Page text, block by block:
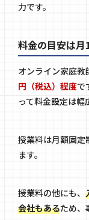
力です。
料金の目安は
オンライン家庭教
円（税込）程度で
って料金設定は幅
授業料は月額固定
ます。
授業料の他にも、
会社もあるため、